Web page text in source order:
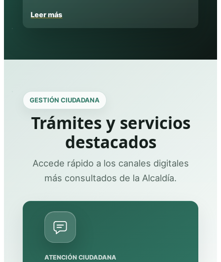
Leer más
GESTIÓN CIUDADANA
Trámites y servicios
destacados
Accede rápido a los canales digitales
más consultados de la Alcaldía.
ATENCIÓN CIUDADANA